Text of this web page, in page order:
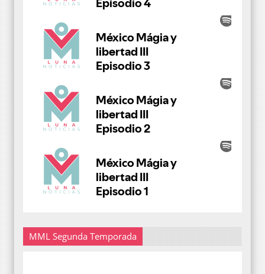
MML Segunda Temporada